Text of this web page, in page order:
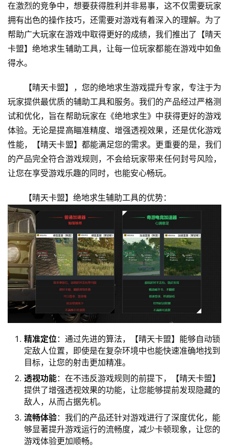
在激烈的竞争中，想要获得胜利并非易事，这不仅需要玩家
拥有出色的操作技巧，还需要对游戏有着深入的理解。为了
帮助广大玩家在游戏中取得更好的成绩，我们推出了【晴天
卡盟】绝地求生辅助工具，让每一位玩家都能在游戏中如鱼
得水。
【晴天卡盟】，您的绝地求生游戏提升专家，专注于为
玩家提供最优质的辅助工具和服务。我们的产品经过严格测
试和优化，旨在帮助玩家在《绝地求生》中获得更好的游戏
体验。无论是提高瞄准精度、增强透视效果，还是优化游戏
性能，【晴天卡盟】都能满足您的需求。更重要的是，我们
的产品完全符合游戏规则，不会给玩家带来任何封号风险，
让您在享受游戏乐趣的同时，也能安心畅玩。
【晴天卡盟】绝地求生辅助工具的优势：
精准定位：通过先进的算法，【晴天卡盟】能够自动锁
定敌人位置，即使是在复杂环境中也能快速准确地找到
目标，让您的射击更加精准。
透视功能：在不违反游戏规则的前提下，【晴天卡盟】
提供了增强透视效果的功能，让您能够提前发现隐藏的
敌人，从而占据先机。
流畅体验：我们的产品还针对游戏进行了深度优化，能
够显著提升游戏运行的流畅度，减少卡顿现象，让您的
游戏体验更加顺畅。